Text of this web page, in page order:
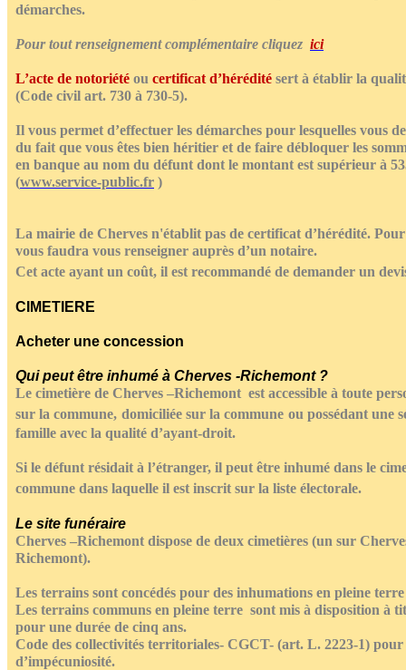
démarches.
Pour tout renseignement complémentaire cliquez ici
L’acte de notoriété ou certificat d’hérédité sert à établir la
(Code civil art. 730 à 730-5).
Il vous permet d’effectuer les démarches pour lesquelles vous
du fait que vous êtes bien héritier et de faire débloquer les
en banque au nom du défunt dont le montant est supérieur à
(www.service-public.fr )
La mairie de Cherves n'établit pas de certificat d’hérédité.
vous faudra vous renseigner auprès d’un notaire.
Cet acte ayant un coût, il est recommandé de demander un
CIMETIERE
Acheter une concession
Qui peut être inhumé à Cherves -Richemont ?
Le cimetière de Cherves –Richemont est accessible à toute
sur la commune, domiciliée sur la commune ou possédant une
famille avec la qualité d’ayant-droit.
Si le défunt résidait à l’étranger, il peut être inhumé dans le
commune dans laquelle il est inscrit sur la liste électorale.
Le site funéraire
Cherves –Richemont dispose de deux cimetières (un sur
Richemont).
Les terrains sont concédés pour des inhumations en pleine
Les terrains communs en pleine terre sont mis à disposition à
pour une durée de cinq ans.
Code des collectivités territoriales- CGCT- (art. L. 2223-1) pour
d’impécuniosité.